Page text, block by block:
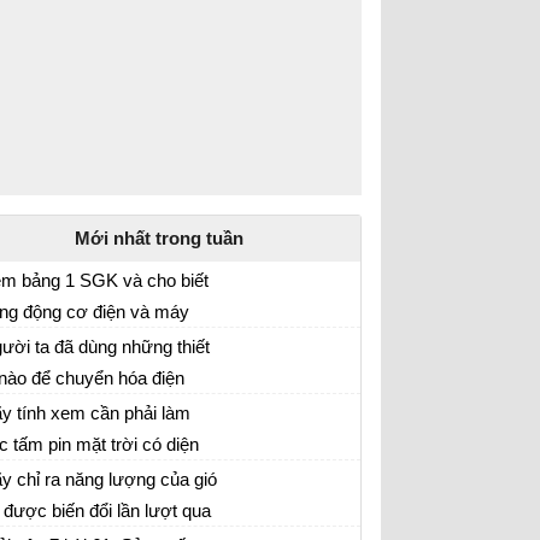
Mới nhất trong tuần
bảng 1 SGK và cho biết
động cơ điện và máy
điện để thực hiện việc
hóa năng lượng có gì
với các máy khác. sgk
lí 9 trang 164
ta đã dùng những thiết
để chuyển hóa điện
thành nhiệt năng, cơ
quang năng dùng trong
sống và sản xuất ? sgk
lí 9 trang 163
tính xem cần phải làm
tấm pin mặt trời có diện
tổng cộng là bao nhiêu để
cấp điện cho một trường
chỉ ra năng lượng của gió
được biến đổi lần lượt qua